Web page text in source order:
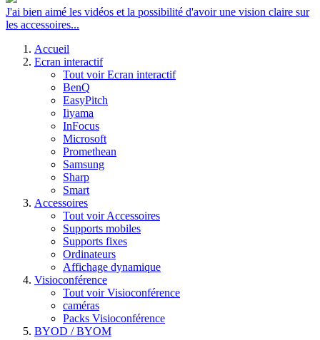
J'ai bien aimé les vidéos et la possibilité d'avoir une vision claire sur
les accessoires...
Accueil
Ecran interactif
Tout voir Ecran interactif
BenQ
EasyPitch
Iiyama
InFocus
Microsoft
Promethean
Samsung
Sharp
Smart
Accessoires
Tout voir Accessoires
Supports mobiles
Supports fixes
Ordinateurs
Affichage dynamique
Visioconférence
Tout voir Visioconférence
caméras
Packs Visioconférence
BYOD / BYOM